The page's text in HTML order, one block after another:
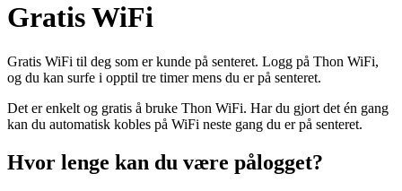
Mat og drikke
Aktiviteter
Tilbud
Gratis WiFi
Gratis WiFi til deg som er kunde på senteret. Logg på Thon WiFi,
og du kan surfe i opptil tre timer mens du er på senteret.
Det er enkelt og gratis å bruke Thon WiFi. Har du gjort det én gang
kan du automatisk kobles på WiFi neste gang du er på senteret.
Hvor lenge kan du være pålogget?